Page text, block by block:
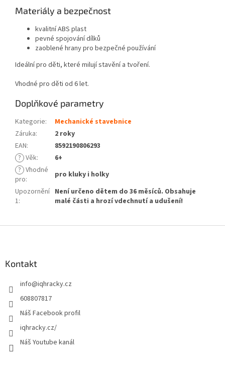
Materiály a bezpečnost
kvalitní ABS plast
pevné spojování dílků
zaoblené hrany pro bezpečné používání
Ideální pro děti, které milují stavění a tvoření.
Vhodné pro děti od 6 let.
Doplňkové parametry
Kategorie:
Mechanické stavebnice
Záruka:
2 roky
EAN:
8592190806293
? Věk:
6+
? Vhodné
pro:
pro kluky i holky
Upozornění
1:
Není určeno dětem do 36 měsíců. Obsahuje
malé části a hrozí vdechnutí a udušení!
Kontakt
info@iqhracky.cz
608807817
Náš Facebook profil
iqhracky.cz/
Náš Youtube kanál